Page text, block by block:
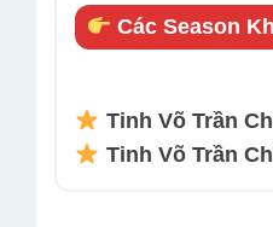
Các Season
Tinh Võ Trần
Tinh Võ Trần